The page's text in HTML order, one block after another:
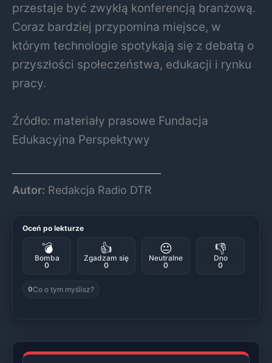
przestaje być zwykłą konferencją branżową.
Coraz bardziej przypomina miejsce, w
którym technologie spotykają się z debatą o
przyszłości społeczeństwa, edukacji i rynku
pracy.
Źródło: materiały prasowe Fundacja
Edukacyjna Perspektywy
Autor: Redakcja Radio DTR
Oceń po lekturze
💣
Bomba
0
👍
Zgadzam się
0
😐
Neutralne
0
👎
Dno
0
0Co o tym myślisz?